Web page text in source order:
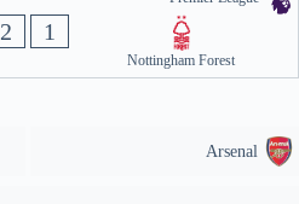
2 1
Nottingham Forest
Arsenal